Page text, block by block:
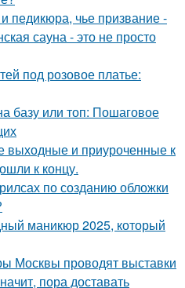
педикюра, чье призвание -
сауна - это не просто
под розовое платье:
базу или топ: Пошаговое
выходные и приуроченные к
к концу.
по созданию обложки
маникюр 2025, который
Москвы проводят выставки
пора доставать